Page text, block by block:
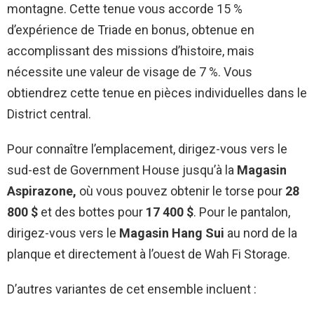
montagne. Cette tenue vous accorde 15 %
d’expérience de Triade en bonus, obtenue en
accomplissant des missions d’histoire, mais
nécessite une valeur de visage de 7 %. Vous
obtiendrez cette tenue en pièces individuelles dans le
District central.
Pour connaître l’emplacement, dirigez-vous vers le
sud-est de Government House jusqu’à la Magasin
Aspirazone, où vous pouvez obtenir le torse pour 28
800 $ et des bottes pour 17 400 $. Pour le pantalon,
dirigez-vous vers le Magasin Hang Sui au nord de la
planque et directement à l’ouest de Wah Fi Storage.
D’autres variantes de cet ensemble incluent :